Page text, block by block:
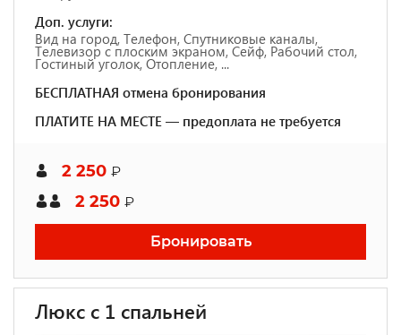
Доп. услуги:
Вид на город, Телефон, Спутниковые каналы,
Телевизор с плоским экраном, Сейф, Рабочий стол,
Гостиный уголок, Отопление, ...
БЕСПЛАТНАЯ отмена бронирования
ПЛАТИТЕ НА МЕСТЕ — предоплата не требуется
2 250 ₽
2 250 ₽
Бронировать
Люкс с 1 спальней